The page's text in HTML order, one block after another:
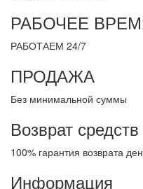
РАБОЧЕЕ
РАБОТАЕМ 24/7
ПРОДАЖА
Без минимальной суммы
Возврат средств
100% гарантия возврата
Информация